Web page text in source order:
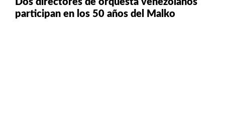
Dos directores de orquesta venezolanos
participan en los 50 años del Malko